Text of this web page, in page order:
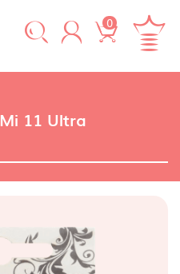
0
Mi 11 Ultra